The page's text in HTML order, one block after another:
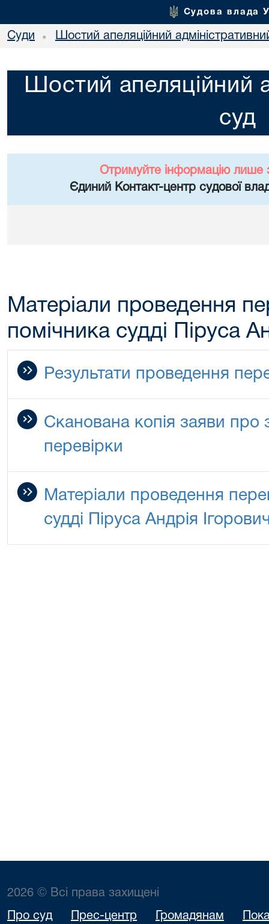
Судова влада
Суди • Шостий апеляційний
Шостий апеляційний
суд
Отримуйте інформацію лише
Єдиний Контакт-центр судової
Матеріали проведення
помічника судді Піруса
Результати проведення
Сканована копія заяви про
перевірки
Матеріали проведення
судді Піруса Андрія
2026 © Всі права захищені
Про суд Прес-центр Громадянам